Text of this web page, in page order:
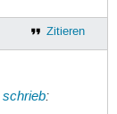
Zitieren
schrieb: